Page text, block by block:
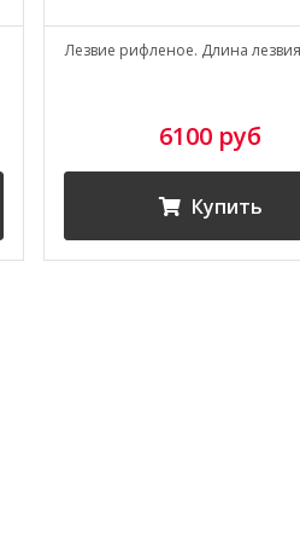
Лезвие рифленое. Длина
6100 руб
Купить